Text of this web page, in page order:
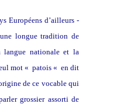
Européens d’ailleurs -
longue tradition de
langue nationale et la
mot « patois « en dit
de ce vocable qui
grossier assorti de